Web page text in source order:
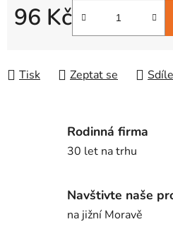
96 Kč
Měrná cena:
Tisk Zeptat se
Rodinná firma
30 let na trhu
Navštivte naše
na jižní Moravě